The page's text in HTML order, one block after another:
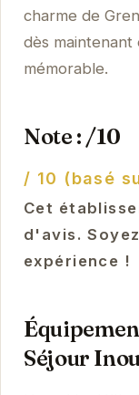
charme de
dès
mémorable.
Note : /10
/ 10 (basé
Cet
d'avis.
expérience !
Séjour